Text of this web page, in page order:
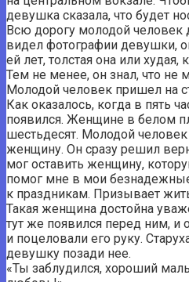
девушка сказала, что будет
Всю дорогу молодой человек
видел фотографии девушки,
ей лет, толстая она или худая,
Тем не менее, он знал, что не
Молодой человек пришел на
Как оказалось, когда в пять
появился. Женщине в белом
шестьдесят. Молодой
женщину. Он сразу решил
мог оставить женщину,
помог мне в мои
к праздникам. Призывает
Такая женщина достойна
тут же появился перед ним, и
и поцеловали его руку.
девушку позади нее.
«Ты заблудился, хороший